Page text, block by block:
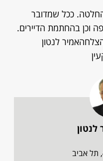
ככל שמדובר
וכן בהחתמת הדיירים.
לנטון
לנטון